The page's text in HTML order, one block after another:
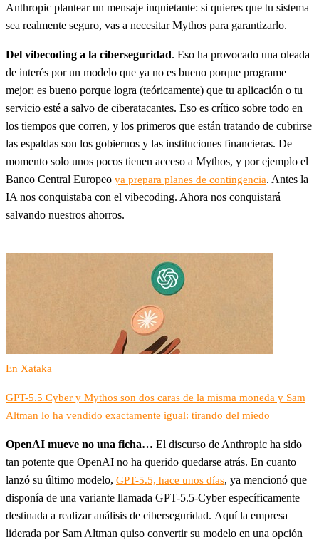
Anthropic plantear un mensaje inquietante: si quieres que tu sistema
sea realmente seguro, vas a necesitar Mythos para garantizarlo.
Del vibecoding a la ciberseguridad. Eso ha provocado una oleada
de interés por un modelo que ya no es bueno porque programe
mejor: es bueno porque logra (teóricamente) que tu aplicación o tu
servicio esté a salvo de ciberatacantes. Eso es crítico sobre todo en
los tiempos que corren, y los primeros que están tratando de cubrirse
las espaldas son los gobiernos y las instituciones financieras. De
momento solo unos pocos tienen acceso a Mythos, y por ejemplo el
Banco Central Europeo ya prepara planes de contingencia. Antes la
IA nos conquistaba con el vibecoding. Ahora nos conquistará
salvando nuestros ahorros.
En Xataka
GPT-5.5 Cyber y Mythos son dos caras de la misma moneda y Sam
Altman lo ha vendido exactamente igual: tirando del miedo
OpenAI mueve no una ficha… El discurso de Anthropic ha sido
tan potente que OpenAI no ha querido quedarse atrás. En cuanto
lanzó su último modelo, GPT-5.5, hace unos días, ya mencionó que
disponía de una variante llamada GPT-5.5-Cyber específicamente
destinada a realizar análisis de ciberseguridad. Aquí la empresa
liderada por Sam Altman quiso convertir su modelo en una opción